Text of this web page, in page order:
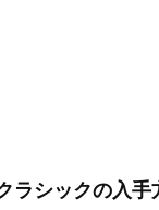
ラシックの入手